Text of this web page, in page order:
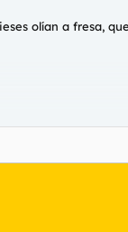
olían a fresa,
de un gordo de